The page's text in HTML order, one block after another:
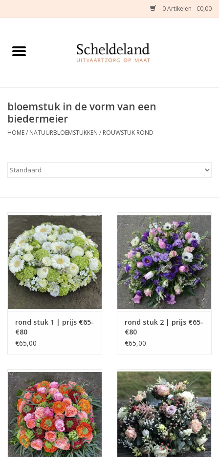
0 Artikelen - €0,00
Home
Herinneringsjuwelen
Zijden Bloemstukken
Grafdecoratie
Naar website SCHELDE.LAND
bloemstuk in de vorm van een
biedermeier
HOME/ NATUURBLOEMSTUKKEN / ROUWSTUK ROND
rond stuk 1 | prijs €65-
€80
€65,00
rond stuk 2 | prijs €65-
€80
€65,00